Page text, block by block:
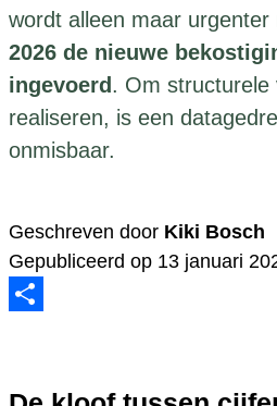
wordt alleen maar urgenter
2026 de nieuwe
ingevoerd. Om structurele
realiseren, is een
onmisbaar.
Geschreven door Kiki Bosch
Gepubliceerd op 13 januari